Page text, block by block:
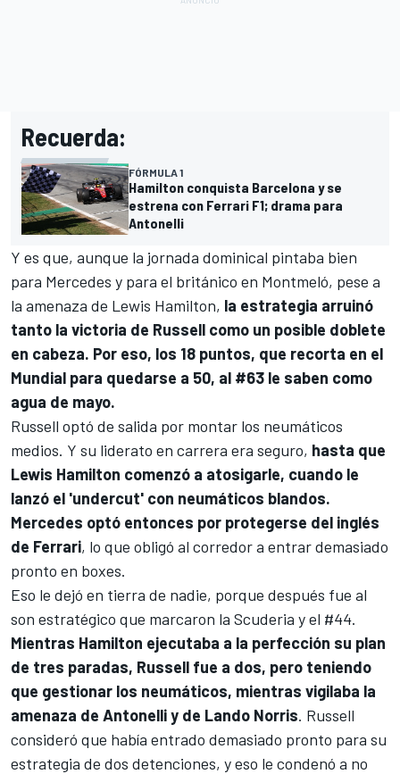
Recuerda:
FÓRMULA 1
Hamilton conquista Barcelona y se
estrena con Ferrari F1; drama para
Antonelli
Y es que, aunque la jornada dominical pintaba bien
para Mercedes y para el británico en Montmeló, pese a
la amenaza de Lewis Hamilton, la estrategia arruinó
tanto la victoria de Russell como un posible doblete
en cabeza. Por eso, los 18 puntos, que recorta en el
Mundial para quedarse a 50, al #63 le saben como
agua de mayo.
Russell optó de salida por montar los neumáticos
medios. Y su liderato en carrera era seguro, hasta que
Lewis Hamilton comenzó a atosigarle, cuando le
lanzó el 'undercut' con neumáticos blandos.
Mercedes optó entonces por protegerse del inglés
de Ferrari, lo que obligó al corredor a entrar demasiado
pronto en boxes.
Eso le dejó en tierra de nadie, porque después fue al
son estratégico que marcaron la Scuderia y el #44.
Mientras Hamilton ejecutaba a la perfección su plan
de tres paradas, Russell fue a dos, pero teniendo
que gestionar los neumáticos, mientras vigilaba la
amenaza de Antonelli y de Lando Norris. Russell
consideró que había entrado demasiado pronto para su
estrategia de dos detenciones, y eso le condenó a no